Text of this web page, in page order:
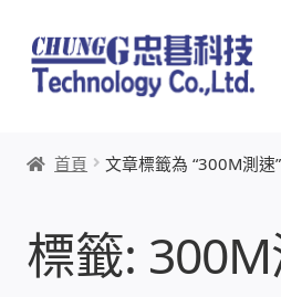
跳
至
導
列
跳
至
主
內
本站文章導覽
首頁 文章標籤為 “300M測速”
標籤: